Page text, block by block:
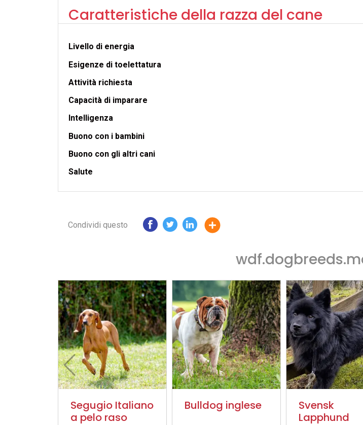
Caratteristiche della razza del cane
Livello di energia
Esigenze di toelettatura
Attività richiesta
Capacità di imparare
Intelligenza
Buono con i bambini
Buono con gli altri cani
Salute
Condividi questo
Segugio Italiano
a pelo raso
Bulldog inglese
Svensk
Lapphund